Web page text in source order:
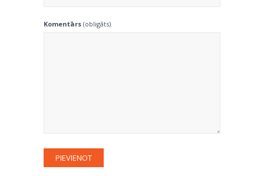
Komentārs (obligāts)